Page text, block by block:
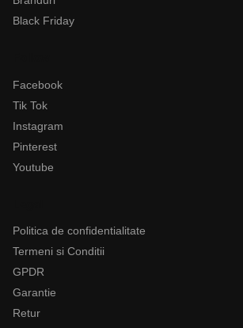
Black Friday
Facebook
Tik Tok
Instagram
Pinterest
Youtube
Politica de confidentialitate
Termeni si Conditii
GPDR
Garantie
Retur